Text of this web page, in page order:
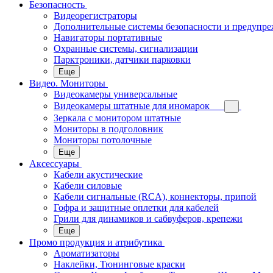
Безопасность
Видеорегистраторы
Дополнительные системы безопасности и
Навигаторы портативные
Охранные системы, сигнализации
Парктроники, датчики парковки
Еще
Видео. Мониторы
Видеокамеры универсальные
Видеокамеры штатные для иномарок
Зеркала с монитором штатные
Мониторы в подголовник
Мониторы потолочные
Еще
Аксессуары
Кабели акустические
Кабели силовые
Кабели сигнальные (RCA), коннекторы, припой
Гофра и защитные оплетки для кабелей
Грили для динамиков и сабвуферов, крепежи
Еще
Промо продукция и атрибутика
Ароматизаторы
Наклейки, Тюнинговые краски